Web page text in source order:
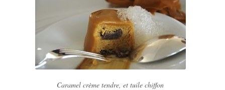
Caramel crème tendre, et tuile chiffon